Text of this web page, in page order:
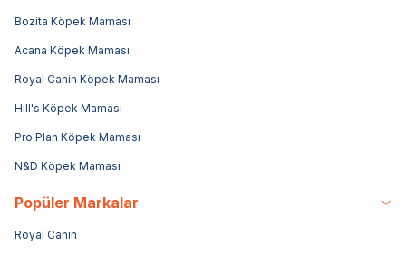
Bozita Köpek Maması
Acana Köpek Maması
Royal Canin Köpek Maması
Hill's Köpek Maması
Pro Plan Köpek Maması
N&D Köpek Maması
Popüler Markalar
Royal Canin